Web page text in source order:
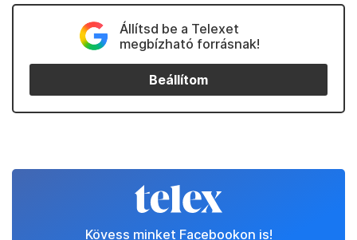
Állítsd be a Telexet
megbízható forrásnak!
Beállítom
Kövess minket Facebookon is!